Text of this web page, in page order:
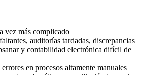
vez más complicado
auditorías tardadas, discrepancias
y contabilidad electrónica difícil de
en procesos altamente manuales